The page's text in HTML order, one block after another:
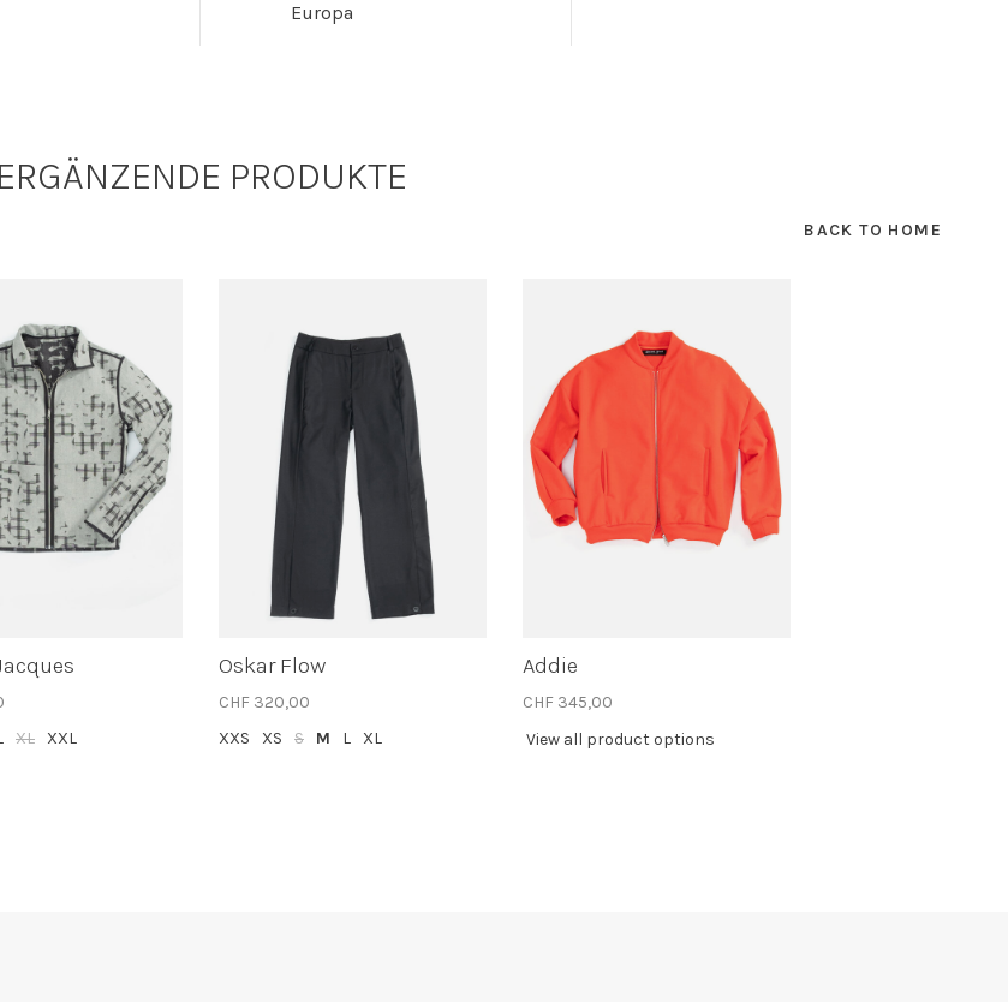
Europa
ERGÄNZENDE PRODUKTE
BACK TO HOME
XL XXL
Oskar Flow
CHF 320,00
XXS
XS S M L XL
Addie
CHF 345,00
View all product options